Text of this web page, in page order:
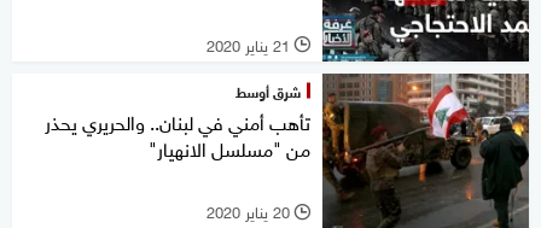
l 21 يناير 2020
شرق أوسط
تأهب أمني في لبنان.. والحريري يحذر
من "مسلسل الانهيار"
l 20 يناير 2020